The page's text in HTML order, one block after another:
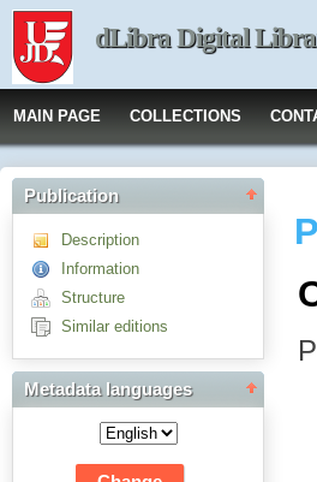
dLibra Digital
MAIN PAGE COLLECTIONS
Publication
Description
Information
Structure
Similar editions
Metadata languages